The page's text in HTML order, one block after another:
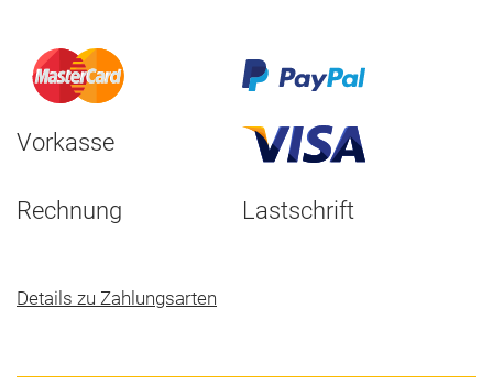
Vorkasse
Rechnung Lastschrift
Details zu Zahlungsarten